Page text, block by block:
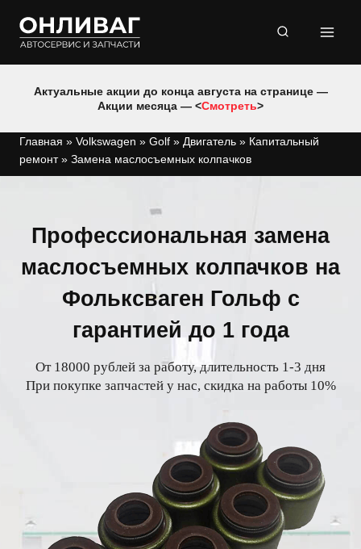
содержимому
Актуальные акции до конца августа на странице —
Акции месяца — <Смотреть>
Главная » Volkswagen » Golf » Двигатель » Капитальный
ремонт» Замена маслосъемных колпачков
Профессиональная замена
маслосъемных колпачков на
Фольксваген Гольф с
гарантией до 1 года
От 18000 рублей за работу, длительность 1-3 дня
При покупке запчастей у нас, скидка на работы 10%